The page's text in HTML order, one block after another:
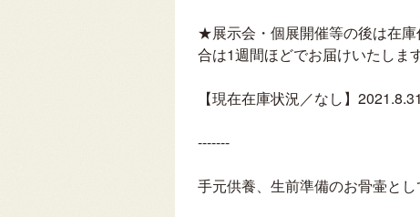
★展示会・個展開催等の後は在
合は1週間ほどでお届けいたします
【現在在庫状況／なし】2021.8.31
-------
手元供養、生前準備のお骨壷とし